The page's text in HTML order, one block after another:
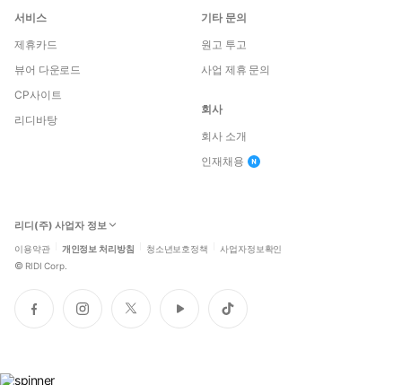
서비스
제휴카드
뷰어 다운로드
CP사이트
리디바탕
기타 문의
원고 투고
사업 제휴 문의
회사
회사 소개
인재채용
리디(주) 사업자 정보
이용약관 개인정보 처리방침 청소년보호정책 사업자정보확인
© RIDI Corp.
페
이
인
스
트
위
유
튜
틱
톡